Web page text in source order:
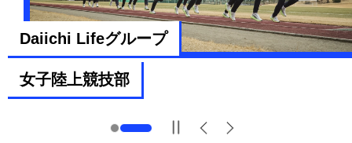
Daiichi Lifeグループ
女子陸上競技部